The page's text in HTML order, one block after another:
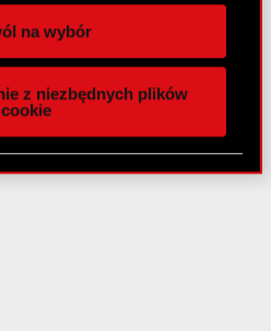
i analizować ruch w
o tym, jak korzystasz
partnerom
i analitycznym.
te informacje z innymi
Ciebie lub uzyskanymi
usług. Kontynuując
na wybór
z niezbędnych plików
cookie